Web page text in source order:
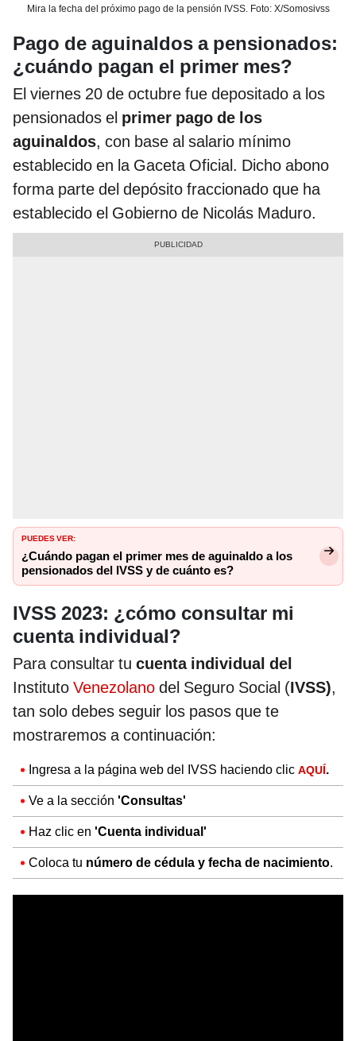
Mira la fecha del próximo pago de la pensión IVSS. Foto: X/Somosivss
Pago de aguinaldos a pensionados:
¿cuándo pagan el primer mes?
El viernes 20 de octubre fue depositado a los
pensionados el primer pago de los
aguinaldos, con base al salario mínimo
establecido en la Gaceta Oficial. Dicho abono
forma parte del depósito fraccionado que ha
establecido el Gobierno de Nicolás Maduro.
PUEDES VER:
¿Cuándo pagan el primer mes de aguinaldo a los
pensionados del IVSS y de cuánto es?
IVSS 2023: ¿cómo consultar mi
cuenta individual?
Para consultar tu cuenta individual del
Instituto Venezolano del Seguro Social (IVSS),
tan solo debes seguir los pasos que te
mostraremos a continuación:
Ingresa a la página web del IVSS haciendo clic AQUÍ.
Ve a la sección 'Consultas'
Haz clic en 'Cuenta individual'
Coloca tu número de cédula y fecha de nacimiento.